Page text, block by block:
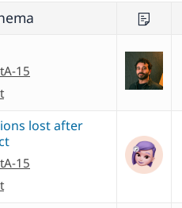
15
lost after
15